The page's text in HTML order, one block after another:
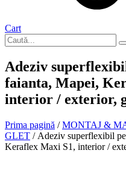
Cart
Adeziv
faianta, Mapei,
interior / exterior,
Prima pagină /MONTAJ &
GLET / Adeziv superflexibil
Keraflex Maxi S1, interior /In